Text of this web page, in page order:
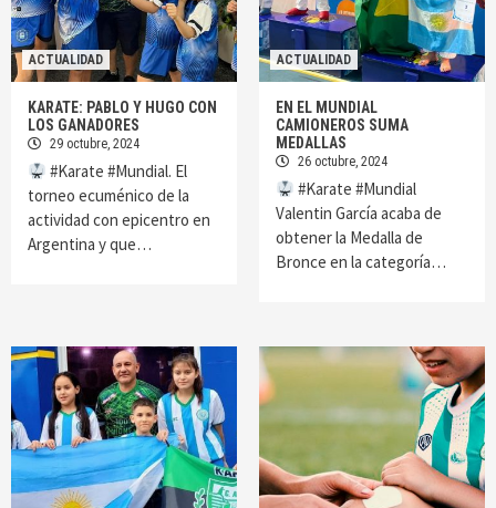
ACTUALIDAD
KARATE: PABLO Y HUGO CON
LOS GANADORES
29 octubre, 2024
#Karate #Mundial. El
torneo ecuménico de la
actividad con epicentro en
Argentina y que…
ACTUALIDAD
EN EL MUNDIAL
CAMIONEROS SUMA
MEDALLAS
26 octubre, 2024
#Karate #Mundial
Valentin García acaba de
obtener la Medalla de
Bronce en la categoría…